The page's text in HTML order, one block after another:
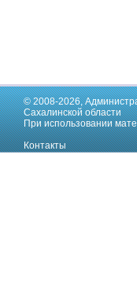
© 2008-2026,
Сахалинской области
При использовании
Контакты